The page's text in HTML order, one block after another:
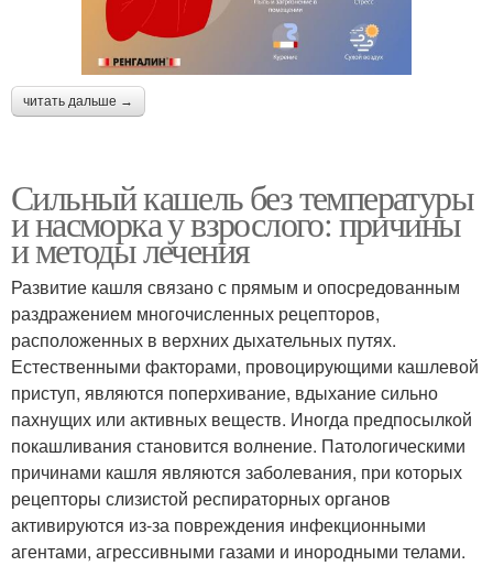
читать дальше →
Сильный кашель без температуры
и насморка у взрослого: причины
и методы лечения
Развитие кашля связано с прямым и опосредованным
раздражением многочисленных рецепторов,
расположенных в верхних дыхательных путях.
Естественными факторами, провоцирующими кашлевой
приступ, являются поперхивание, вдыхание сильно
пахнущих или активных веществ. Иногда предпосылкой
покашливания становится волнение. Патологическими
причинами кашля являются заболевания, при которых
рецепторы слизистой респираторных органов
активируются из-за повреждения инфекционными
агентами, агрессивными газами и инородными телами.